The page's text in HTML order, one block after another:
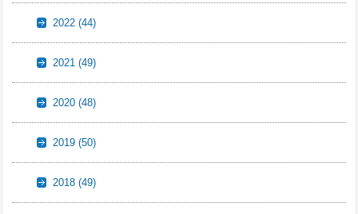
2022(44)
2021(49)
2020(48)
2019(50)
2018(49)